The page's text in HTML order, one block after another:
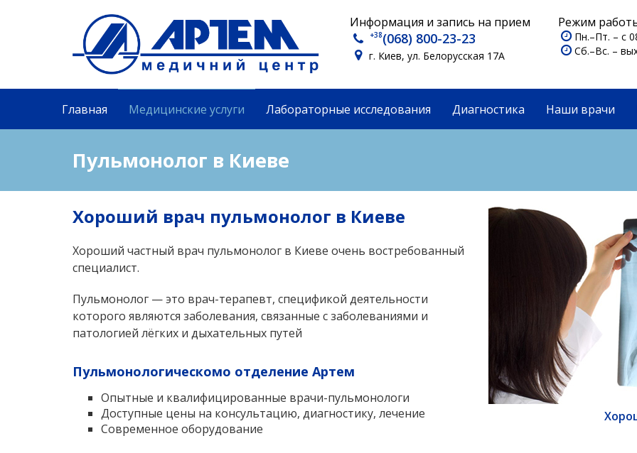
Информация и запись на прием
+38(068) 800-23-23
г. Киев, ул. Белорусская 17А
Режим
Пн.–Пт. – с
Сб.–Вс. –
Главная Медицинские услуги Лабораторные исследования Диагностика Наши врачи
Пульмонолог в Киеве
Хороший врач пульмонолог в Киеве
Хороший частный врач пульмонолог в Киеве очень востребованный
специалист.
Пульмонолог — это врач-терапевт, спецификой деятельности
которого являются заболевания, связанные с заболеваниями и
патологией лёгких и дыхательных путей
Пульмонологическомо отделение Артем
Опытные и квалифицированные врачи-пульмонологи
Доступные цены на консультацию, диагностику, лечение
Современное оборудование